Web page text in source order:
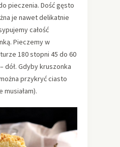
pieczenia. Dość gęsto
je nawet delikatnie
całość
Pieczemy w
180 stopni 45 do 60
dół. Gdyby kruszonka
przykryć ciasto
musiałam).